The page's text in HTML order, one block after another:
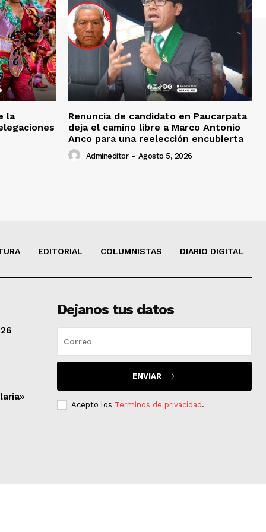
la
Renuncia de candidato en Paucarpata
deja el camino libre a Marco Antonio
Anco para una reelección encubierta
Admineditor - Agosto 5, 2026
EDITORIAL COLUMNISTAS DIARIO DIGITAL
Dejanos tus datos
ENVIAR
Acepto los Terminos de privacidad .